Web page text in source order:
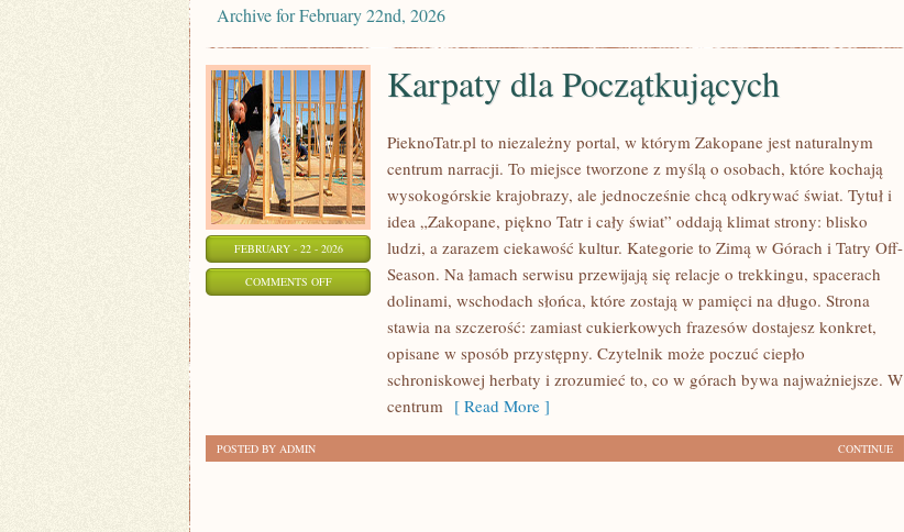
Archive for February 22nd, 2026
FEBRUARY - 22 - 2026
COMMENTS OFFON
POCZĄTKUJĄCYCH
Karpaty dla Początkujących
PieknoTatr.pl to niezależny portal, w którym Zakopane jest naturalnym
centrum narracji. To miejsce tworzone z myślą o osobach, które kochają
wysokogórskie krajobrazy, ale jednocześnie chcą odkrywać świat. Tytuł i
idea „Zakopane, piękno Tatr i cały świat” oddają klimat strony: blisko
ludzi, a zarazem ciekawość kultur. Kategorie to Zimą w Górach i Tatry Off-
Season. Na łamach serwisu przewijają się relacje o trekkingu, spacerach
dolinami, wschodach słońca, które zostają w pamięci na długo. Strona
stawia na szczerość: zamiast cukierkowych frazesów dostajesz konkret,
opisane w sposób przystępny. Czytelnik może poczuć ciepło
schroniskowej herbaty i zrozumieć to, co w górach bywa najważniejsze. W
centrum [ Read More ]
CONTINUE
POSTED BY ADMIN